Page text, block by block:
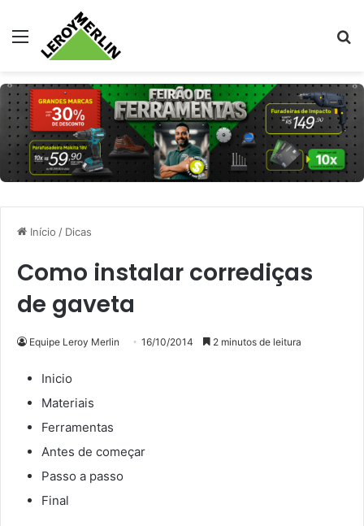
Menu
Início / Dicas
Como instalar corrediças
de gaveta
Equipe Leroy Merlin 16/10/2014 2 minutos de leitura
Inicio
Materiais
Ferramentas
Antes de começar
Passo a passo
Final